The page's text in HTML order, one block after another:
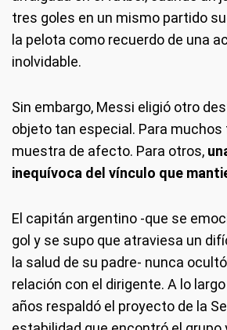
tres goles en un mismo partido
la pelota como recuerdo de una
inolvidable.
Sin embargo, Messi eligió otro
objeto tan especial. Para muchos
muestra de afecto. Para otros,
inequívoca del vínculo que
El capitán argentino -que se
gol y se supo que atraviesa un
la salud de su padre- nunca
relación con el dirigente. A lo
años respaldó el proyecto de la